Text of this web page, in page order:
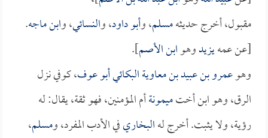
مقبول، أخرج حديثهمسلم، وأبو داود، والنسائي، وابن ماجه.
[عن عمهيزيدوهوابن الأصم].
وهوعمرو بن عبيد بن معاوية البكائي أبو عوف، كوفي نزل
الرق، وهو ابن أختميمونةأم المؤمنين، فهو ثقة، يقال: له
رؤية، ولا يثبت. أخرج لهالبخاريفي الأدب المفرد، ومسلم،